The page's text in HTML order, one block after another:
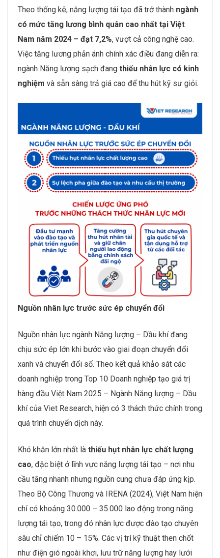
Theo thống kê, năng lượng tái tạo đã trở thành ngành
có mức tăng lương bình quân cao nhất tại Việt
Nam năm 2024 – đạt 7,2%, vượt cả công nghệ cao.
Việc tăng lương phản ánh chính xác điều đang diễn ra:
ngành Năng lượng sạch đang thiếu nhân lực có kinh
nghiệm và sẵn sàng trả giá cao để thu hút kỹ sư giỏi.
Nguồn nhân lực trước sức ép chuyển đổi
Nguồn nhân lực ngành Năng lượng – Dầu khí đang
chịu sức ép lớn khi bước vào giai đoạn chuyển đổi
xanh và chuyển đổi số. Theo kết quả khảo sát các
doanh nghiệp trong Top 10 Doanh nghiệp tạo giá trị
hàng đầu Việt Nam 2025 – Ngành Năng lượng – Dầu
khí của Viet Research, hiện có 3 thách thức chính trong
quá trình chuyển dịch này.
Khó khăn lớn nhất là thiếu hụt nhân lực chất lượng
cao, đặc biệt ở lĩnh vực năng lượng tái tạo – nơi nhu
cầu tăng nhanh nhưng nguồn cung chưa đáp ứng kịp.
Theo Bộ Công Thương và IRENA (2024), Việt Nam hiện
chỉ có khoảng 30.000 – 35.000 lao động trong năng
lượng tái tạo, trong đó nhân lực được đào tạo chuyên
sâu chỉ chiếm 10 – 15%. Các vị trí kỹ thuật then chốt
như điện gió ngoài khơi, lưu trữ năng lượng hay lưới